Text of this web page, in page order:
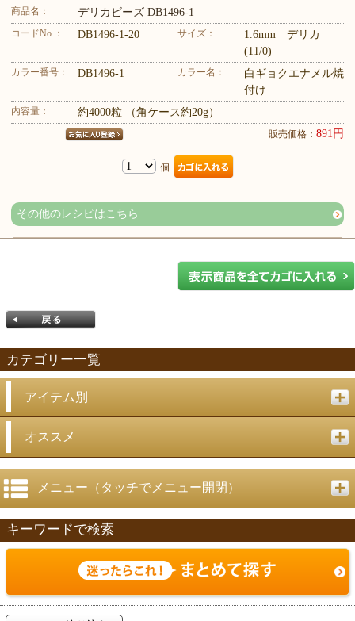
商品名： デリカビーズ DB1496-1
コードNo.： DB1496-1-20 サイズ：
1.6mm デリカ
(11/0)
カラー番号： DB1496-1 カラー名：
白ギョクエナメル焼
付け
内容量： 約4000粒 （角ケース約20g）
販売価格： 891円
個
その他のレシピはこちら
カテゴリー一覧
アイテム別
オススメ
メニュー（タッチでメニュー開閉）
キーワードで検索